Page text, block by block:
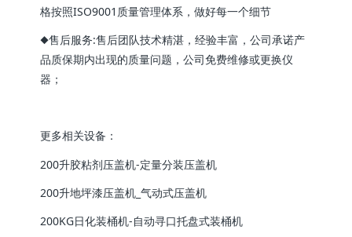
格按照ISO9001质量管理体系，做好每一个细节
◆售后服务:售后团队技术精湛，经验丰富，公司承诺产
品质保期内出现的质量问题，公司免费维修或更换仪
器；
更多相关设备：
200升胶粘剂压盖机-定量分装压盖机
200升地坪漆压盖机_气动式压盖机
200KG日化装桶机-自动寻口托盘式装桶机